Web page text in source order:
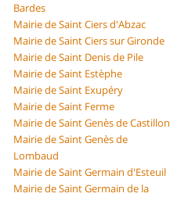
Bardes
Mairie de Saint Ciers d'Abzac
Mairie de Saint Ciers sur Gironde
Mairie de Saint Denis de Pile
Mairie de Saint Estèphe
Mairie de Saint Exupéry
Mairie de Saint Ferme
Mairie de Saint Genès de Castillon
Mairie de Saint Genès de
Lombaud
Mairie de Saint Germain d'Esteuil
Mairie de Saint Germain de la